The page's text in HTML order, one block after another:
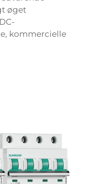
øget
kommercielle